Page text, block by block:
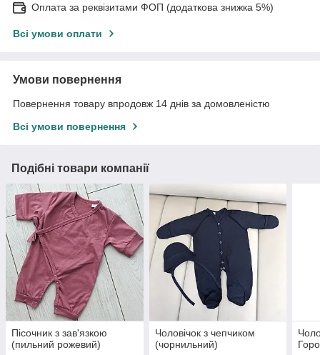
Оплата за реквізитами ФОП (додаткова знижка 5%)
Всі умови оплати
Умови повернення
Повернення товару впродовж 14 днів за домовленістю
Всі умови повернення
Подібні товари компанії
Пісочник з зав'язкою
(пильний рожевий)
Чоловічок з чепчиком
(чорнильний)